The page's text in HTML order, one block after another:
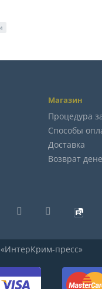
Магазин
Процедура
Способы
Доставка
Возврат
пресс»